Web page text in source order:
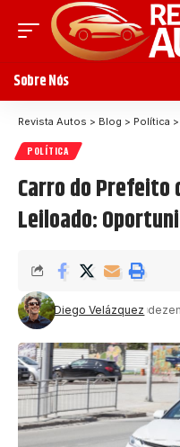
Sobre Nós
Revista Autos > Blog > Política >
POLÍTICA
Carro do Prefeito
Leiloado:
Diego Velázquez